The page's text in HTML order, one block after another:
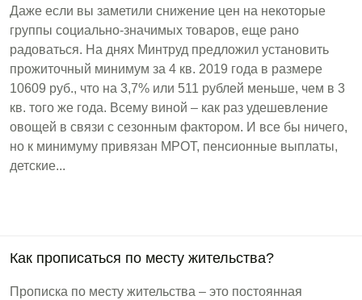
Даже если вы заметили снижение цен на некоторые
группы социально-значимых товаров, еще рано
радоваться. На днях Минтруд предложил установить
прожиточный минимум за 4 кв. 2019 года в размере
10609 руб., что на 3,7% или 511 рублей меньше, чем в 3
кв. того же года. Всему виной – как раз удешевление
овощей в связи с сезонным фактором. И все бы ничего,
но к минимуму привязан МРОТ, пенсионные выплаты,
детские...
Как прописаться по месту жительства?
Прописка по месту жительства – это постоянная